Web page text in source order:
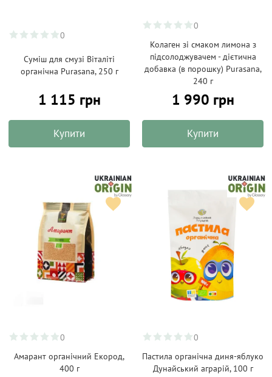
0
Суміш для смузі Віталіті
органічна Purasana, 250 г
1 115 грн
Купити
0
Колаген зі смаком лимона з
підсолоджувачем - дієтична
добавка (в порошку) Purasana,
240 г
1 990 грн
Купити
0
Амарант органічний Екород,
400 г
0
Пастила органічна диня-яблуко
Дунайський аграрій, 100 г